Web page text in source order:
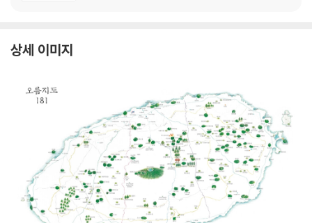
상세 이미지